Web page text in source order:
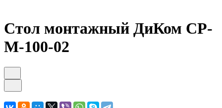
Стол монтажный ДиКом СР-
М-100-02